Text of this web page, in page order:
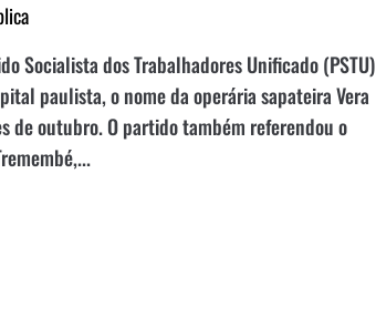
Socialista dos Trabalhadores Unificado (PSTU)
paulista, o nome da operária sapateira Vera
de outubro. O partido também referendou o